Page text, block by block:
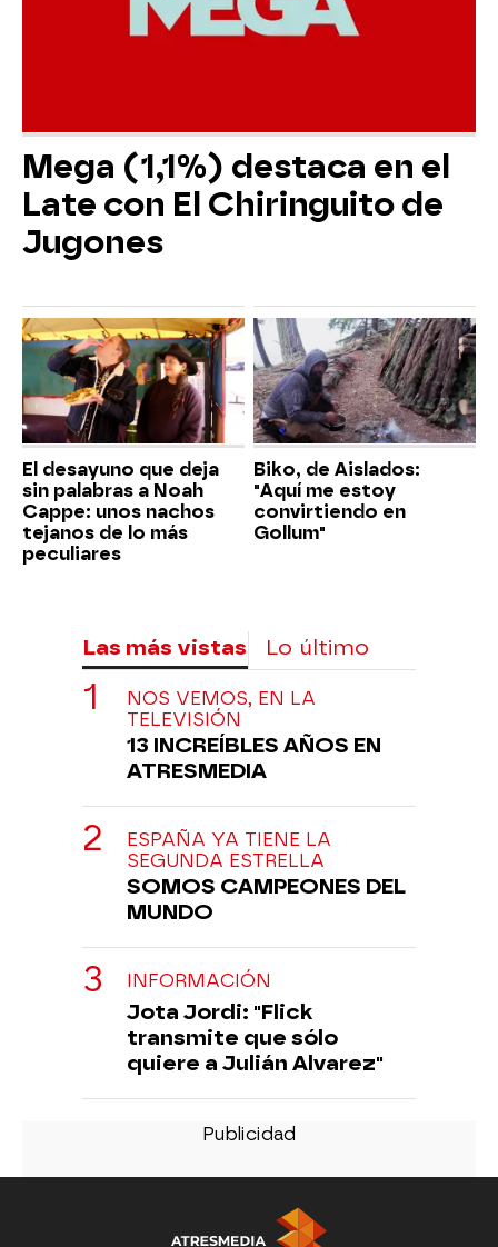
Mega (1,1%) destaca en el
Late con El Chiringuito de
Jugones
El desayuno que deja
sin palabras a Noah
Cappe: unos nachos
tejanos de lo más
peculiares
Biko, de Aislados:
"Aquí me estoy
convirtiendo en
Gollum"
Las más vistas Lo último
NOS VEMOS, EN LA
TELEVISIÓN
13 INCREÍBLES AÑOS EN
ATRESMEDIA
ESPAÑA YA TIENE LA
SEGUNDA ESTRELLA
SOMOS CAMPEONES DEL
MUNDO
INFORMACIÓN
Jota Jordi: "Flick
transmite que sólo
quiere a Julián Alvarez"